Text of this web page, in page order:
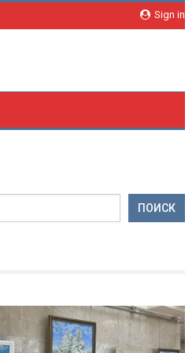
Sign in
ПОИСК